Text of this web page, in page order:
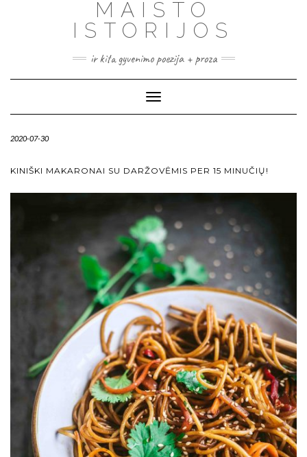
MAISTO
ISTORIJOS
ir kita gyvenimo poezija + proza
Toggle
Navigation
2020-07-30
KINIŠKI MAKARONAI SU DARŽOVĖMIS PER 15 MINUČIŲ!